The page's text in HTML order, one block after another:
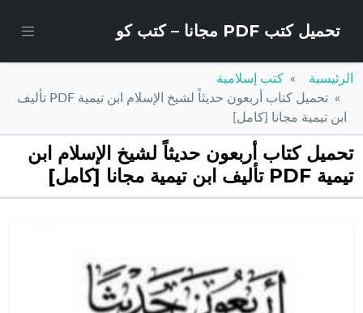
تحميل كتب PDF مجانا – كتب كو
الرئيسية
كتب إسلامية
تحميل كتاب أربعون حديثاً لشيخ الإسلام ابن تيمية PDF تأليف
ابن تيمية مجانا [كامل]
تحميل كتاب أربعون حديثاً لشيخ الإسلام ابن
تيمية PDF تأليف ابن تيمية مجانا [كامل]